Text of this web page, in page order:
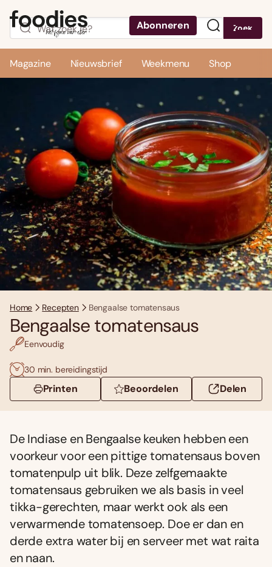
Abonneren Zoek
Magazine Nieuwsbrief Weekmenu Shop
Home Recepten Bengaalse tomatensaus
Bengaalse tomatensaus
Eenvoudig
30 min. bereidingstijd
Printen Beoordelen Delen
De Indiase en Bengaalse keuken hebben een
voorkeur voor een pittige tomatensaus boven
tomatenpulp uit blik. Deze zelfgemaakte
tomatensaus gebruiken we als basis in veel
tikka-gerechten, maar werkt ook als een
verwarmende tomatensoep. Doe er dan en
derde extra water bij en serveer met wat raita
en naan.